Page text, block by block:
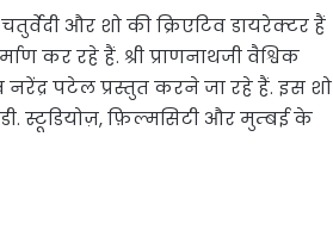
और शो की क्रिएटिव डायरेक्टर हैं
कर रहे हैं. श्री प्राणनाथजी वैश्विक
पटेल प्रस्तुत करने जा रहे हैं. इस शो
स्टूडियोज़, फ़िल्मसिटी और मुम्बई के